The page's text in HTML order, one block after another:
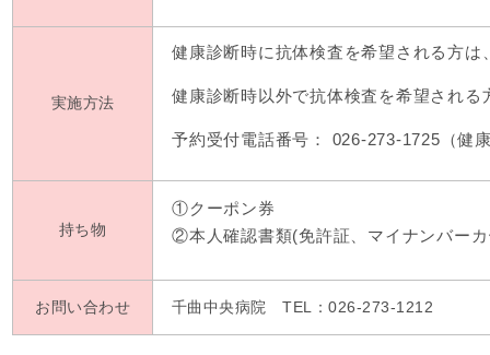
実施方法
健康診断時に抗体検査を希望される方
健康診断時以外で抗体検査を希望され
予約受付電話番号： 026-273-1725（健
持ち物
①クーポン券
②本人確認書類(免許証、マイナンバー
お問い合わせ 千曲中央病院 TEL：026-273-1212